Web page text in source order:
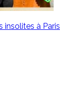
insolites à Paris